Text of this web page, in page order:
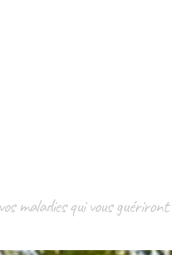
maladies qui vous